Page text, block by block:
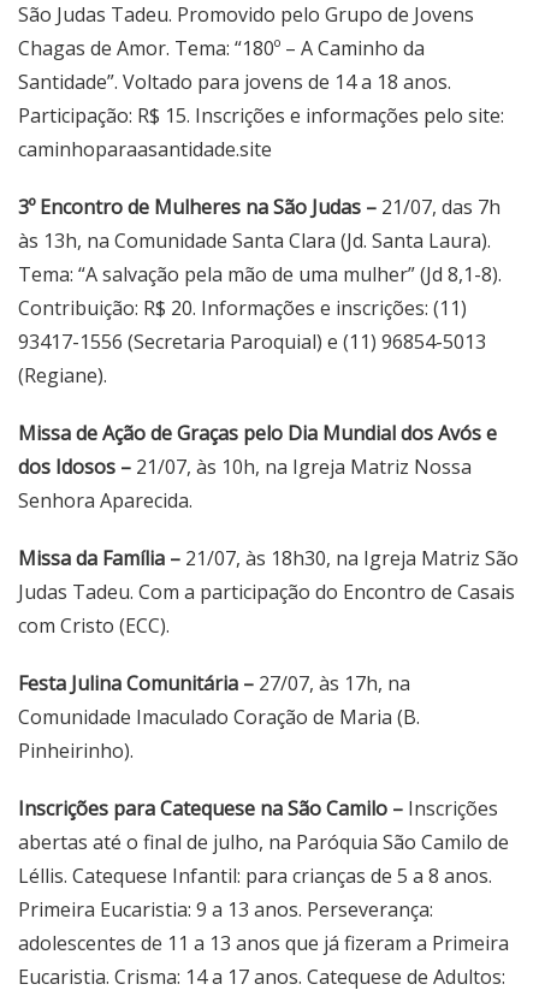
São Judas Tadeu. Promovido pelo Grupo de Jovens
Chagas de Amor. Tema: “180º – A Caminho da
Santidade”. Voltado para jovens de 14 a 18 anos.
Participação: R$ 15. Inscrições e informações pelo site:
caminhoparaasantidade.site
3º Encontro de Mulheres na São Judas – 21/07, das 7h
às 13h, na Comunidade Santa Clara (Jd. Santa Laura).
Tema: “A salvação pela mão de uma mulher” (Jd 8,1-8).
Contribuição: R$ 20. Informações e inscrições: (11)
93417-1556 (Secretaria Paroquial) e (11) 96854-5013
(Regiane).
Missa de Ação de Graças pelo Dia Mundial dos Avós e
dos Idosos – 21/07, às 10h, na Igreja Matriz Nossa
Senhora Aparecida.
Missa da Família – 21/07, às 18h30, na Igreja Matriz São
Judas Tadeu. Com a participação do Encontro de Casais
com Cristo (ECC).
Festa Julina Comunitária – 27/07, às 17h, na
Comunidade Imaculado Coração de Maria (B.
Pinheirinho).
Inscrições para Catequese na São Camilo – Inscrições
abertas até o final de julho, na Paróquia São Camilo de
Léllis. Catequese Infantil: para crianças de 5 a 8 anos.
Primeira Eucaristia: 9 a 13 anos. Perseverança:
adolescentes de 11 a 13 anos que já fizeram a Primeira
Eucaristia. Crisma: 14 a 17 anos. Catequese de Adultos: